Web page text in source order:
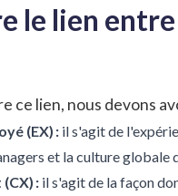
le lien
ce lien, nous devons
(EX) : il s'agit de l'
et la culture globale
: il s'agit de la façon